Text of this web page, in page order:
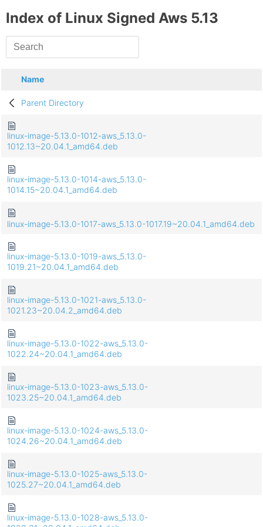
Index of Linux Signed Aws 5.13
Name
Parent Directory
linux-image-5.13.0-1012-aws_5.13.0-
1012.13~20.04.1_amd64.deb
linux-image-5.13.0-1014-aws_5.13.0-
1014.15~20.04.1_amd64.deb
linux-image-5.13.0-1017-aws_5.13.0-1017.19~20.04.1_amd64.deb
linux-image-5.13.0-1019-aws_5.13.0-
1019.21~20.04.1_amd64.deb
linux-image-5.13.0-1021-aws_5.13.0-
1021.23~20.04.2_amd64.deb
linux-image-5.13.0-1022-aws_5.13.0-
1022.24~20.04.1_amd64.deb
linux-image-5.13.0-1023-aws_5.13.0-
1023.25~20.04.1_amd64.deb
linux-image-5.13.0-1024-aws_5.13.0-
1024.26~20.04.1_amd64.deb
linux-image-5.13.0-1025-aws_5.13.0-
1025.27~20.04.1_amd64.deb
linux-image-5.13.0-1028-aws_5.13.0-